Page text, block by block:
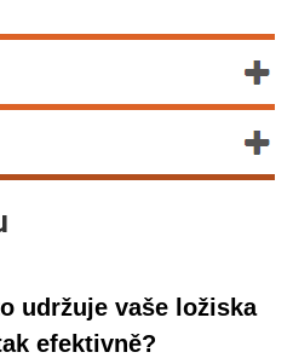
udržuje vaše ložiska
efektivně?